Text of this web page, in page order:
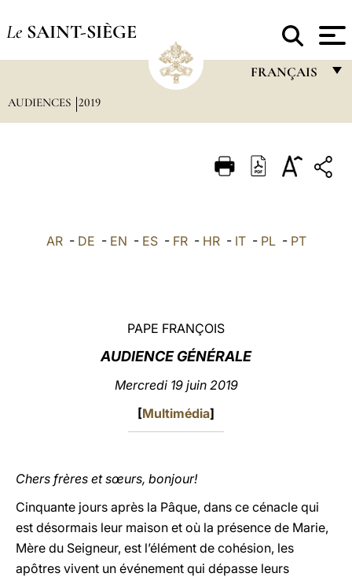
Le SAINT-SIÈGE
FRANÇAIS
ITALIANO
中文
AUDIENCES 2019
AR- DE - EN - ES- FR- HR- IT- PL- PT
PAPE FRANÇOIS
AUDIENCE GÉNÉRALE
Mercredi 19 juin 2019
[Multimédia]
Chers frères et sœurs, bonjour!
Cinquante jours après la Pâque, dans ce cénacle qui
est désormais leur maison et où la présence de Marie,
Mère du Seigneur, est l’élément de cohésion, les
apôtres vivent un événement qui dépasse leurs